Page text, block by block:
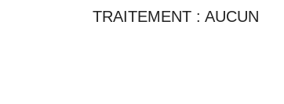
TRAITEMENT : AUCUN